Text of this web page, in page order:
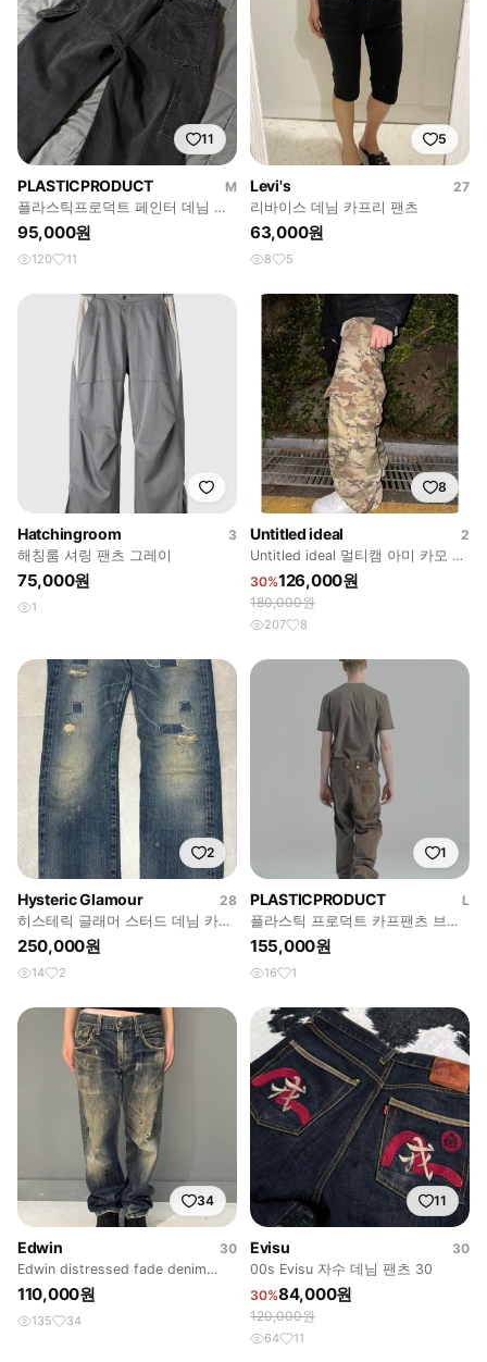
11
PLASTICPRODUCT
M
플라스틱프로덕트 페인터 데님 팬
츠
95,000원
120 11
5
Levi's
27
리바이스 데님 카프리 팬츠
63,000원
8 5
Hatchingroom
3
해칭룸 셔링 팬츠 그레이
75,000원
1
8
Untitled ideal
2
Untitled ideal 멀티캠 아미 카모 팬
츠
30%126,000원
180,000원
207 8
2
Hysteric Glamour
28
히스테릭 글래머 스터드 데님 카메
진
250,000원
14 2
1
PLASTICPRODUCT
L
플라스틱 프로덕트 카프팬츠 브라
운 L
155,000원
16 1
34
Edwin
30
Edwin distressed fade denim
pants
110,000원
135 34
11
Evisu
30
00s Evisu 자수 데님 팬츠 30
30%84,000원
120,000원
64 11